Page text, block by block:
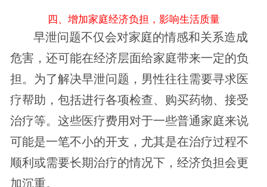
四、增加家庭经济负担，影响生活质量
早泄问题不仅会对家庭的情感和关系造成
危害，还可能在经济层面给家庭带来一定的负
担。为了解决早泄问题，男性往往需要寻求医
疗帮助，包括进行各项检查、购买药物、接受
治疗等。这些医疗费用对于一些普通家庭来说
可能是一笔不小的开支，尤其是在治疗过程不
顺利或需要长期治疗的情况下，经济负担会更
加沉重。